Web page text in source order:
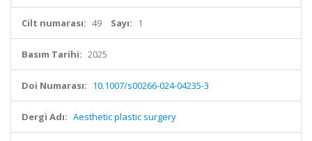
Cilt numarası: 49 Sayı: 1
Basım Tarihi: 2025
Doi Numarası: 10.1007/s00266-024-04235-3
Dergi Adı: Aesthetic plastic surgery